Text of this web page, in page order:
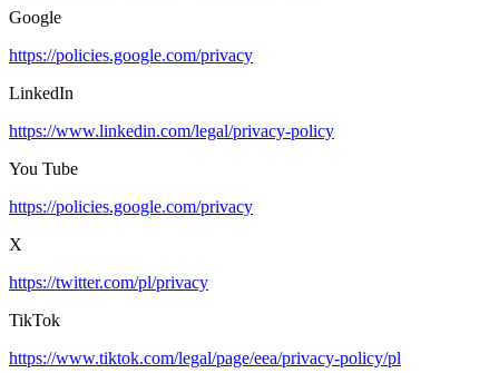
Google
https://policies.google.com/privacy
LinkedIn
https://www.linkedin.com/legal/privacy-policy
You Tube
https://policies.google.com/privacy
X
https://twitter.com/pl/privacy
TikTok
https://www.tiktok.com/legal/page/eea/privacy-policy/pl